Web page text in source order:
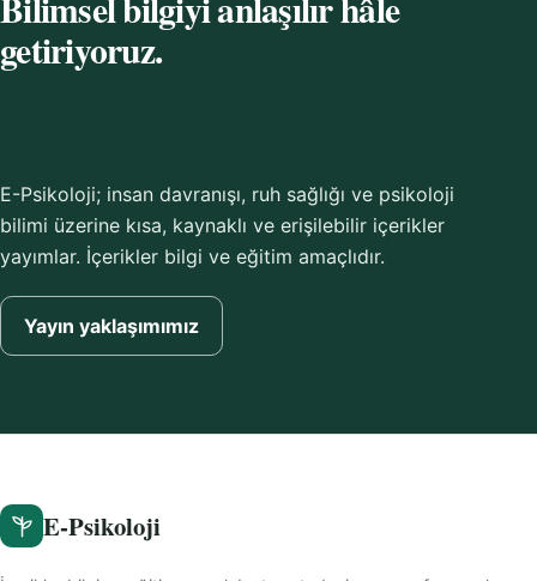
getiriyoruz.
E-Psikoloji; insan davranışı, ruh sağlığı ve psikoloji
bilimi üzerine kısa, kaynaklı ve erişilebilir içerikler
yayımlar. İçerikler bilgi ve eğitim amaçlıdır.
Yayın yaklaşımımız
E-Psikoloji